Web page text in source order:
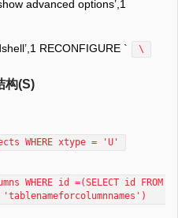
advanced options’,1
RECONFIGURE `
\
构(S)
WHERE xtype = 'U'
WHERE id =(SELECT id FROM
'tablenameforcolumnnames')